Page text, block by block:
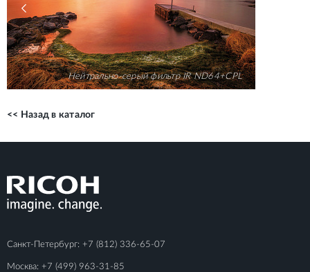
Нейтрально-серый фильтр IR ND64+CPL
<< Назад в каталог
Санкт-Петербург: +7 (812) 336-65-07
Москва: +7 (499) 963-31-85